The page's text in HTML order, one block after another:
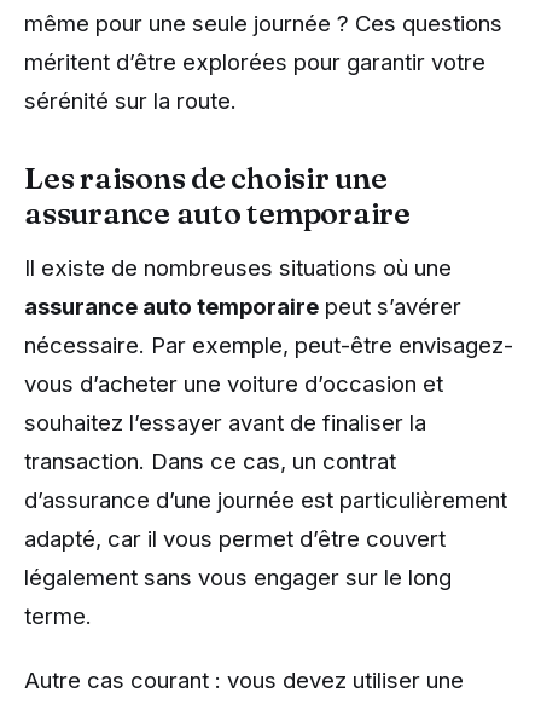
même pour une seule journée ? Ces questions
méritent d’être explorées pour garantir votre
sérénité sur la route.
Les raisons de choisir une
assurance auto temporaire
Il existe de nombreuses situations où une
assurance auto temporaire peut s’avérer
nécessaire. Par exemple, peut-être envisagez-
vous d’acheter une voiture d’occasion et
souhaitez l’essayer avant de finaliser la
transaction. Dans ce cas, un contrat
d’assurance d’une journée est particulièrement
adapté, car il vous permet d’être couvert
légalement sans vous engager sur le long
terme.
Autre cas courant : vous devez utiliser une